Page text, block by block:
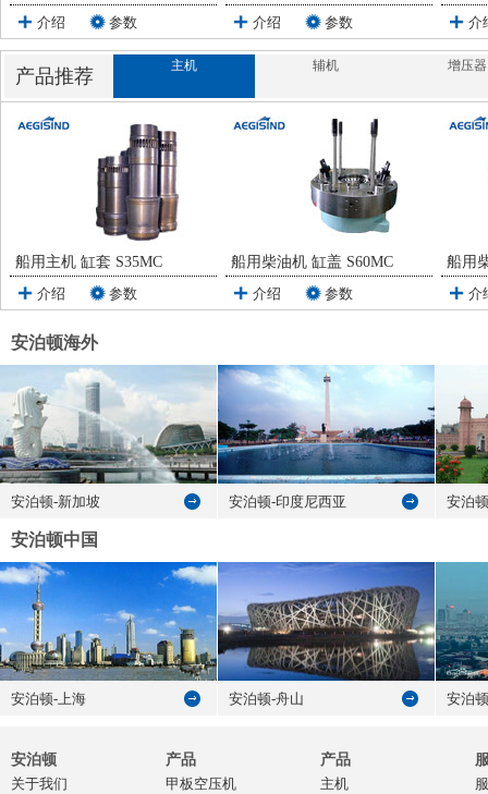
介绍
参数
介绍
参数
介
产品推荐 主机 辅机 增压器
船用主机 缸套 S35MC
介绍
参数
船用柴油机 缸盖 S60MC
介绍
参数
船用
介
安泊顿海外
安泊顿-新加坡 安泊顿-印度尼西亚 安泊
安泊顿中国
安泊顿-上海 安泊顿-舟山 安泊
安泊顿
关于我们
产品
甲板空压机
产品
主机